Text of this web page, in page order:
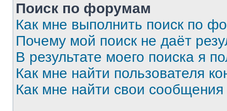
Поиск по форумам
Как мне выполнить поиск по
Почему мой поиск не даёт
В результате моего поиска я
Как мне найти пользователя
Как мне найти свои